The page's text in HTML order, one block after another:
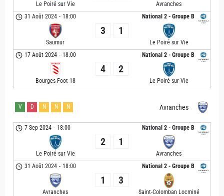
Le Poiré sur Vie
Avranches
National 2 - Groupe B
31 Août 2024 - 18:00
Saumur
3 1
Le Poiré sur Vie
National 2 - Groupe B
17 Août 2024 - 18:00
Bourges Foot 18
4 2
Le Poiré sur Vie
Avranches
V D N N N
National 2 - Groupe B
7 Sep 2024 - 18:00
Le Poiré sur Vie
2 1
Avranches
National 2 - Groupe B
31 Août 2024 - 18:00
Avranches
1 3
Saint-Colomban Locminé